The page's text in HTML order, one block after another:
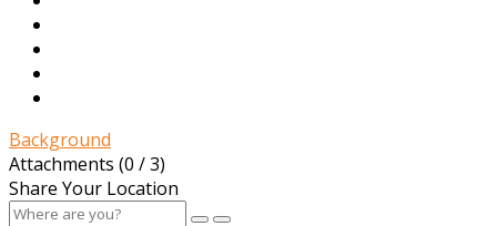
Background
Attachments (0 / 3)
Share Your Location